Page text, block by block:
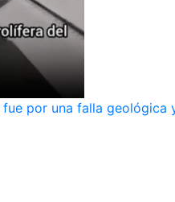
fue por una falla